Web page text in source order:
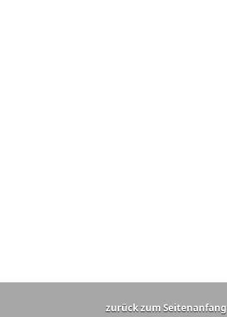
zurück zum Seitenanfang